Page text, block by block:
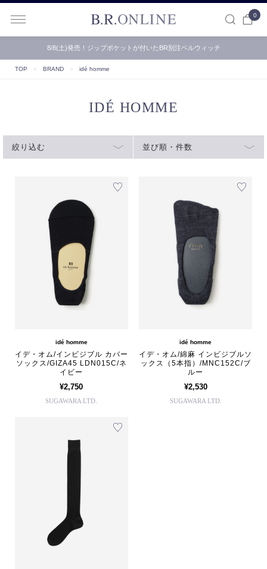
0
8/8(土)発売！ジップポケットが付いたBR別注ベルウィッチ
TOP ＞ BRAND ＞ idé homme
IDÉ HOMME
絞り込む 並び順・件数
idé homme
イデ・オム/インビジブル カバー
ソックス/GIZA45 LDN015C/ネ
イビー
¥2,750
SUGAWARA LTD.
idé homme
イデ・オム/綿麻 インビジブルソ
ックス（5本指）/MNC152C/ブ
ルー
¥2,530
SUGAWARA LTD.